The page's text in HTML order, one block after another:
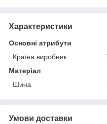
Характеристики
Основні атрибути
Країна виробник
Матеріал
Шина
Умови доставки